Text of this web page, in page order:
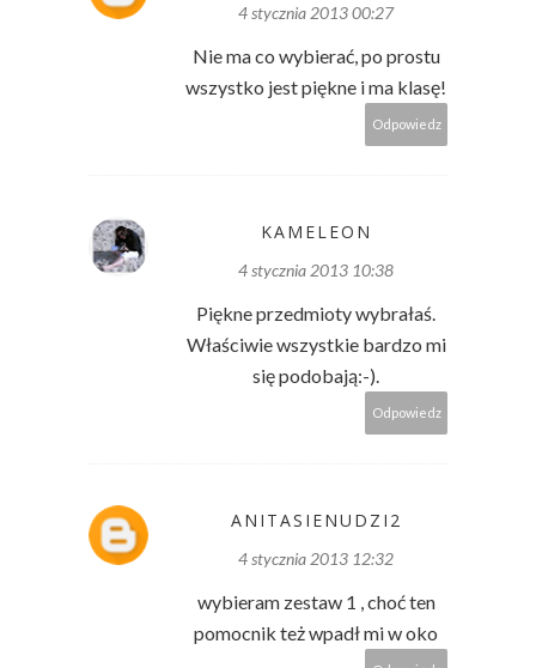
4 stycznia 2013 00:27
Nie ma co wybierać, po prostu
wszystko jest piękne i ma klasę!
Odpowiedz
KAMELEON
4 stycznia 2013 10:38
Piękne przedmioty wybrałaś.
Właściwie wszystkie bardzo mi
się podobają:-).
Odpowiedz
ANITASIENUDZI2
4 stycznia 2013 12:32
wybieram zestaw 1 , choć ten
pomocnik też wpadł mi w oko